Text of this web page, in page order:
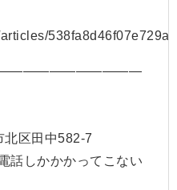
北区田中582-7
話しかかかってこない